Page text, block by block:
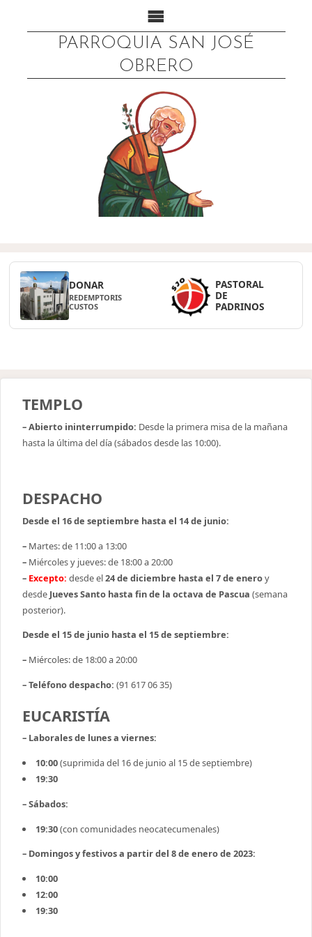
PARROQUIA SAN JOSÉ
OBRERO
DONAR
REDEMPTORIS
CUSTOS
PASTORAL
DE
PADRINOS
TEMPLO
– Abierto ininterrumpido: Desde la primera misa de la mañana
hasta la última del día (sábados desde las 10:00).
DESPACHO
Desde el 16 de septiembre hasta el 14 de junio:
– Martes: de 11:00 a 13:00
– Miércoles y jueves: de 18:00 a 20:00
– Excepto: desde el24 de diciembre hasta el 7 de eneroy
desde Jueves Santo hasta fin de la octava de Pascua (semana
posterior).
Desde el 15 de junio hasta el 15 de septiembre:
– Miércoles: de 18:00 a 20:00
– Teléfono despacho:(91 617 06 35)
EUCARISTÍA
– Laborales de lunes a viernes:
10:00(suprimida del 16 de junio al 15 de septiembre)
19:30
– Sábados:
19:30(con comunidades neocatecumenales)
– Domingos y festivos a partir del 8 de enero de 2023:
10:00
12:00
19:30